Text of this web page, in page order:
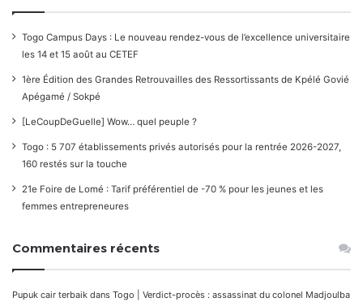
Togo Campus Days : Le nouveau rendez-vous de l’excellence universitaire
les 14 et 15 août au CETEF
1ère Édition des Grandes Retrouvailles des Ressortissants de Kpélé Govié
Apégamé / Sokpé
[LeCoupDeGuelle] Wow… quel peuple ?
Togo : 5 707 établissements privés autorisés pour la rentrée 2026-2027,
160 restés sur la touche
21e Foire de Lomé : Tarif préférentiel de -70 % pour les jeunes et les
femmes entrepreneures
Commentaires récents
Pupuk cair terbaik dans Togo | Verdict-procès : assassinat du colonel Madjoulba